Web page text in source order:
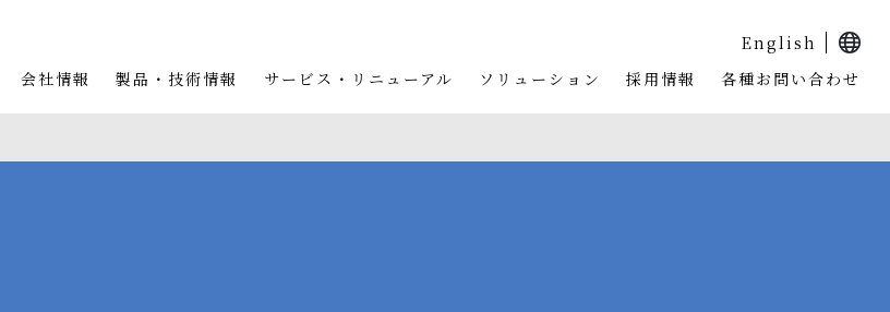
会社情報 製品・技術情報 サービス・リニューアル ソリューション 採用情報 各種お問い合わせ
English